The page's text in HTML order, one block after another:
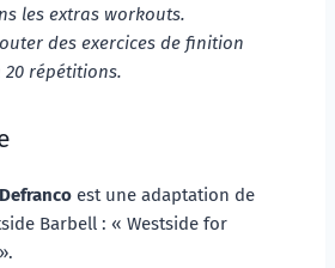
les extras workouts.
des exercices de finition
20 répétitions.
est une adaptation de
Barbell : « Westside for